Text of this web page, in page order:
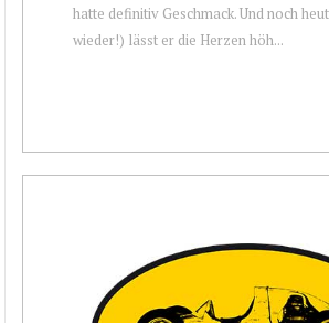
hatte definitiv Geschmack. Und noch
wieder!) lässt er die Herzen höh...